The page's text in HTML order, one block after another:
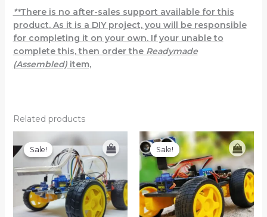
**There is no after-sales support available for this
product. As it is a DIY project, you will be responsible
for completing it on your own. If your unable to
complete this, then order the Readymade
(Assembled)item,
Related products
Sale!
Sale!
Original
price
was:
8,500 ৳ .
Current
price
is:
5,500 ৳ .
Sale!
Sale!
Original
price
was:
5,500 ৳ .
Current
price
is:
3,490 ৳ .